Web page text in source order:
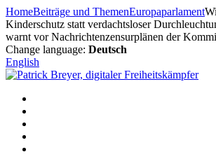
Zum
Inhalt
springen
HomeBeiträge und ThemenEuropaparlament
Kinderschutz statt verdachtsloser
warnt vor Nachrichtenzensurplänen der
Change language: Deutsch
English